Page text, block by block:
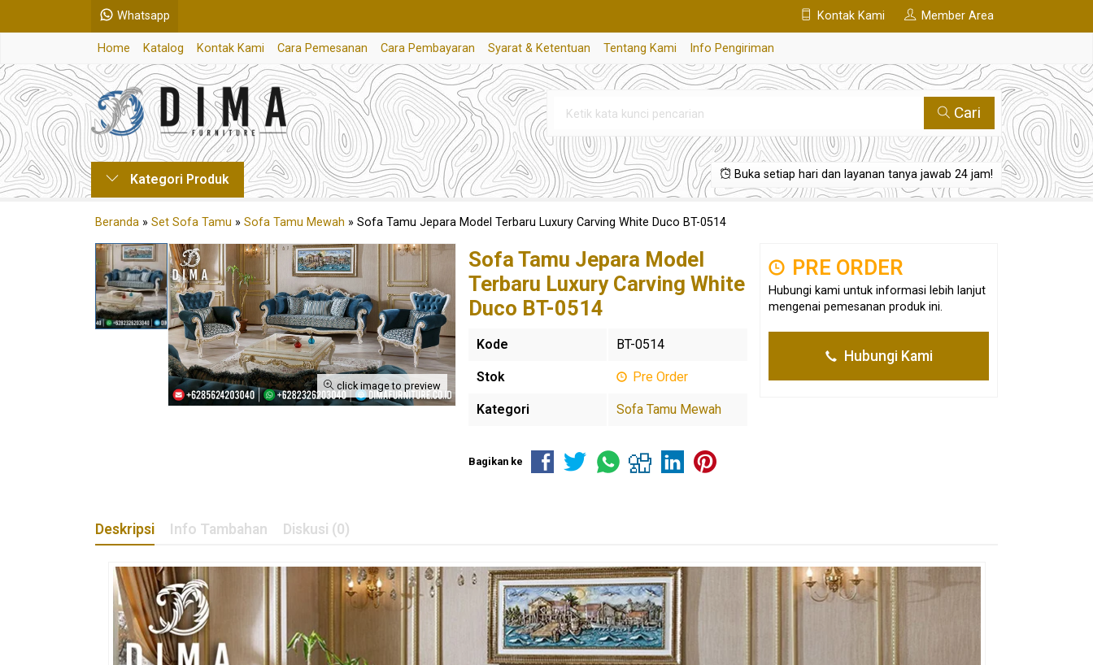
Whatsapp Kontak Kami Member Area
Home Katalog Kontak Kami Cara Pemesanan Cara Pembayaran Syarat & Ketentuan Tentang Kami Info Pengiriman
Cari
Kategori Produk Buka setiap hari dan layanan tanya jawab 24 jam!
Beranda » Set Sofa Tamu » Sofa Tamu Mewah » Sofa Tamu Jepara Model Terbaru Luxury Carving White Duco BT-0514
click image to preview
Sofa Tamu Jepara Model
Terbaru Luxury Carving White
Duco BT-0514
Kode BT-0514
Stok Pre Order
Kategori Sofa Tamu Mewah
PRE ORDER
Hubungi kami untuk informasi lebih lanjut
mengenai pemesanan produk ini.
Hubungi Kami
Bagikan ke
Deskripsi Info Tambahan Diskusi (0)